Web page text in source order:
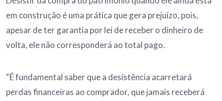
em construção é uma prática que gera prejuízo, pois,
apesar de ter garantia por lei de receber o dinheiro de
volta, ele não corresponderá ao total pago.
“É fundamental saber que a desistência acarretará
perdas financeiras ao comprador, que jamais receberá